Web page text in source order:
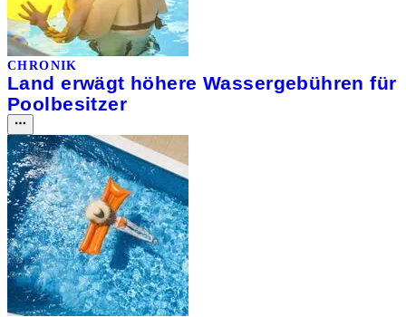
CHRONIK
Land erwägt höhere Wassergebühren für
Poolbesitzer